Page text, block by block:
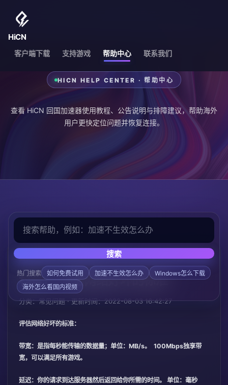
HiCN
客户端下载 支持游戏 帮助中心 联系我们
HICN HELP CENTER · 帮助中心
查看 HiCN 回国加速器使用教程、公告说明与排障建议，帮助海外
用户更快定位问题并恢复连接。
搜索
热门搜索 如何免费试用 加速不生效怎么办
Windows怎么下载
海外怎么看国内视频
首页 帮助中心 常见问题
科普1：评估网络好坏的标准
分类：常见问题 · 更新时间：2022-08-03 16:42:27
评估网络好坏的标准：
带宽：是指每秒能传输的数据量；单位：MB/s。 100Mbps独享带
宽，可以满足所有游戏。
延迟：你的请求到达服务器然后返回给你所需的时间。 单位：毫秒